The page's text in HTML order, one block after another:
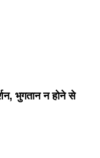
भुगतान न होने से